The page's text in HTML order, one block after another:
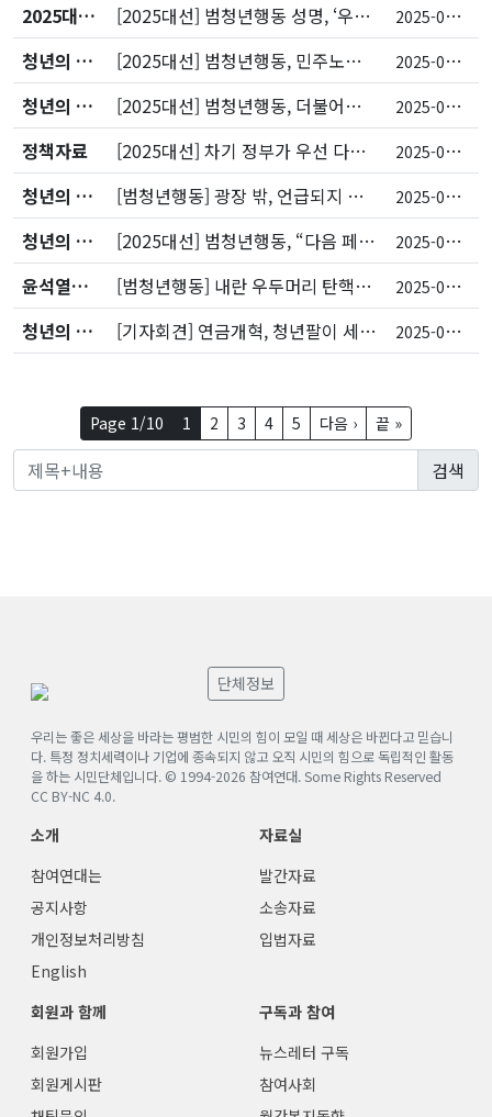
2025대선대응
[2025대선] 범청년행동 성명, ‘우리의 삶을 모욕하는 정치를 넘어’ 2
025-05-28
청년의 목소리
[2025대선] 범청년행동, 민주노동당 권영국 후보 선본과 정책 간담회 개최 2
025-05-21
청년의 목소리
[2025대선] 범청년행동, 더불어민주당 ‘진짜대한민국’ 청년본부와 정책 간담회 개최 2
025-05-09
정책자료
[2025대선] 차기 정부가 우선 다뤄야 할 청년 정책 과제 2
025-05-09
청년의 목소리
[범청년행동] 광장 밖, 언급되지 않는 청년 100인의 목소리 2
025-05-07
청년의 목소리
[2025대선] 범청년행동, “다음 페이지가 될 수 있도록, 불평등을 물어갑니다” 2
025-04-25
윤석열퇴진행동
[범청년행동] 내란 우두머리 탄핵을 넘어 새로운 사회로! 2
025-04-04
청년의 목소리
[기자회견] 연금개혁, 청년팔이 세대 간 갈라치기 이제 그만! 2
025-03-31
Page 1/10 1 2 3 4 5 다음 › 끝 »
단체정보
우리는 좋은 세상을 바라는 평범한 시민의 힘이 모일 때 세상은 바뀐다고 믿습니
다. 특정 정치세력이나 기업에 종속되지 않고 오직 시민의 힘으로 독립적인 활동
을 하는 시민단체입니다. © 1994-2026 참여연대. Some Rights Reserved
CC BY-NC 4.0.
소개
참여연대는
공지사항
개인정보처리방침
English
자료실
발간자료
소송자료
입법자료
회원과 함께
회원가입
회원게시판
구독과 참여
뉴스레터 구독
참여사회